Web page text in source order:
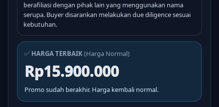
berafiliasi dengan pihak lain yang menggunakan nama
serupa. Buyer disarankan melakukan due diligence sesuai
kebutuhan.
✅ HARGA TERBAIK(Harga Normal)
Rp15.900.000
Promo sudah berakhir. Harga kembali normal.